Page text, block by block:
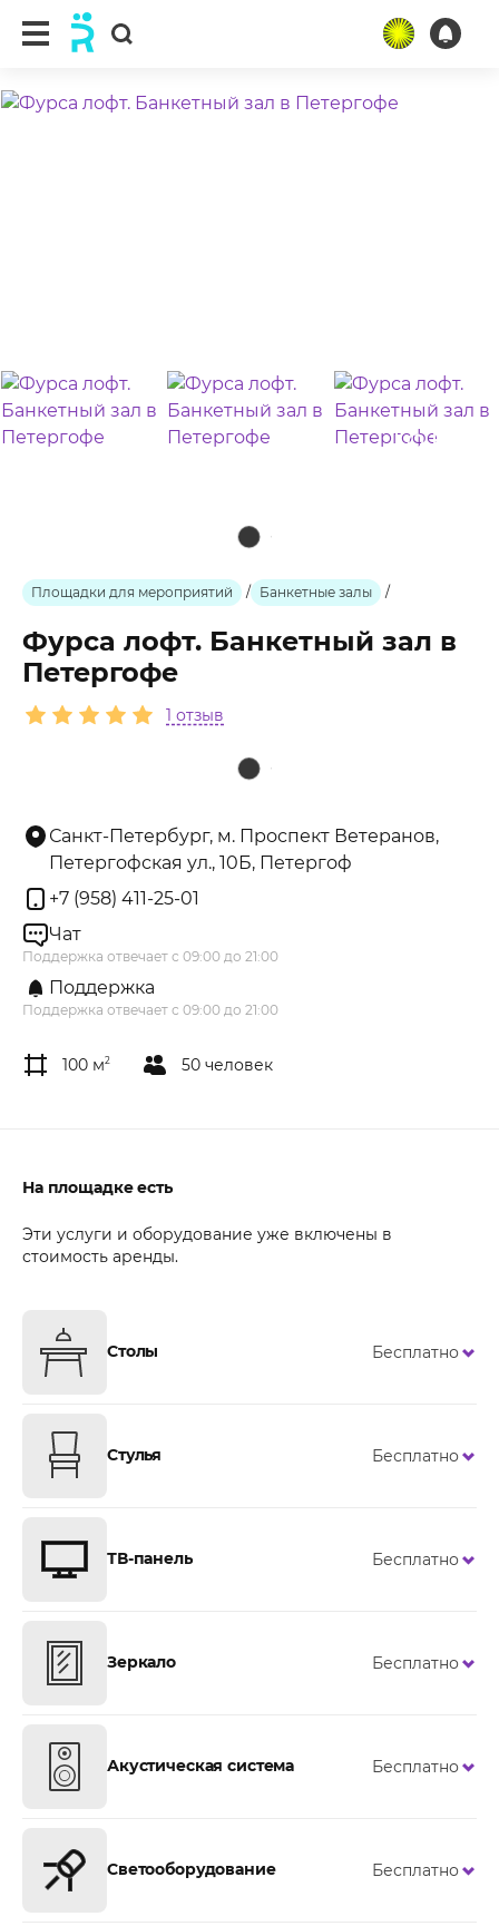
Площадки для мероприятий / Банкетные залы /
Фурса лофт. Банкетный зал в
Петергофе
1 отзыв
Санкт-Петербург, м. Проспект Ветеранов,
Петергофская ул., 10Б, Петергоф
+7 (958) 411-25-01
Чат
Поддержка отвечает с 09:00 до 21:00
Поддержка
Поддержка отвечает с 09:00 до 21:00
100 м2 50 человек
На площадке есть
Эти услуги и оборудование уже включены в
стоимость аренды.
Столы Бесплатно
Стулья Бесплатно
ТВ-панель Бесплатно
Зеркало Бесплатно
Акустическая система Бесплатно
Светооборудование Бесплатно